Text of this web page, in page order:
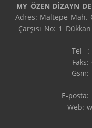
MY ÖZEN DİZAYN
Adres: Maltepe Mah.
Çarşısı No: 1
Tel  :
Gsm:
E-posta:
Web: